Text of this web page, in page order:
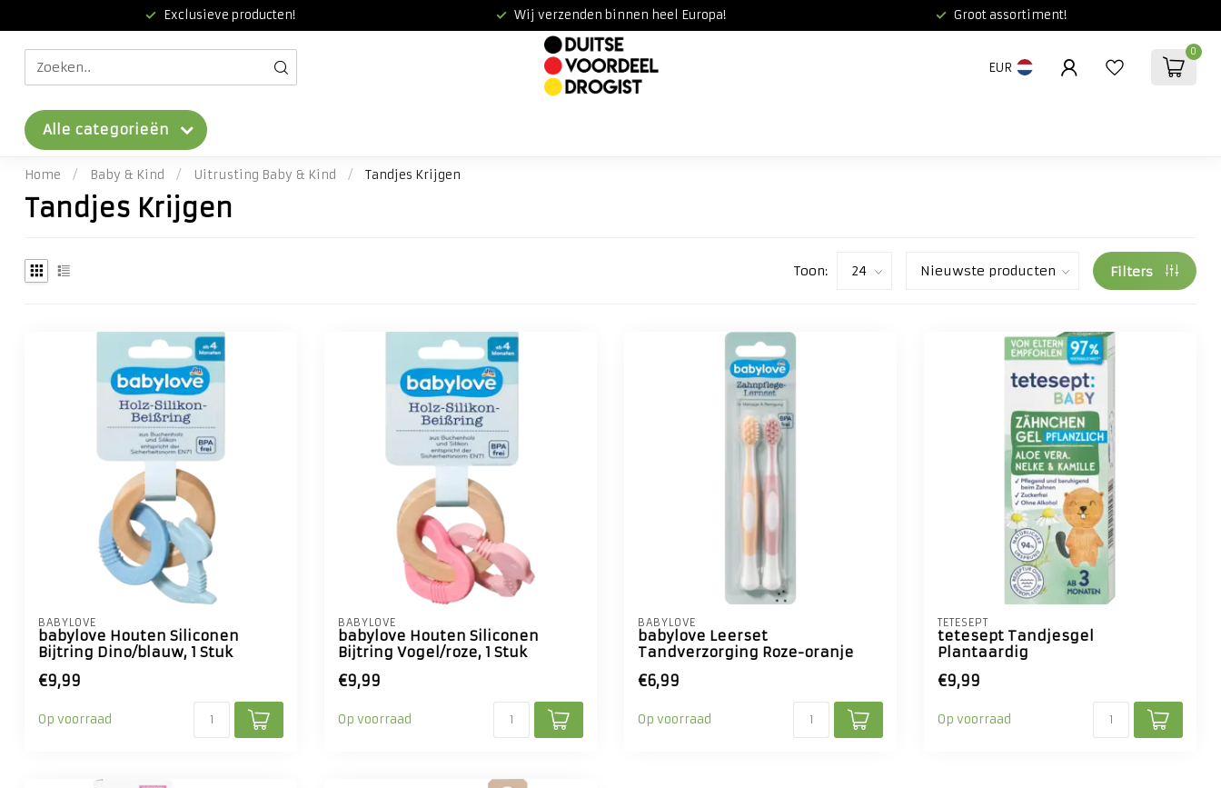
Exclusieve producten! Wij verzenden binnen heel Europa! Groot assortiment!
EUR
0
Alle categorieën
Home / Baby & Kind / Uitrusting Baby & Kind / Tandjes Krijgen
Tandjes Krijgen
Toon: Filters
BABYLOVE
babylove Houten Siliconen
Bijtring Dino/blauw, 1 Stuk
€9,99
Op voorraad
BABYLOVE
babylove Houten Siliconen
Bijtring Vogel/roze, 1 Stuk
€9,99
Op voorraad
BABYLOVE
babylove Leerset
Tandverzorging Roze-oranje
€6,99
Op voorraad
TETESEPT
tetesept Tandjesgel
Plantaardig
€9,99
Op voorraad